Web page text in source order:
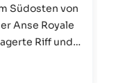
Südosten von
Anse Royale
Riff und
und